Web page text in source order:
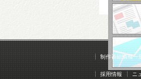
制作番組情報一
採用情報 ニ